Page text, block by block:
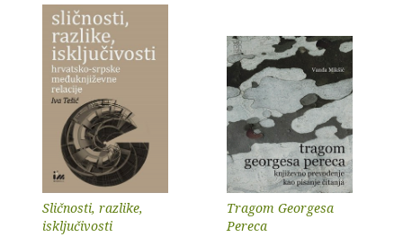
Sličnosti, razlike,
isključivosti
Tragom Georgesa
Pereca